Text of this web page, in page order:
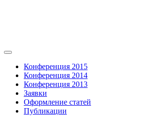
Конференция 2015
Конференция 2014
Конференция 2013
Заявки
Оформление статей
Публикации